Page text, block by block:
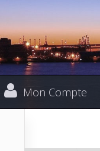
Mon Compte